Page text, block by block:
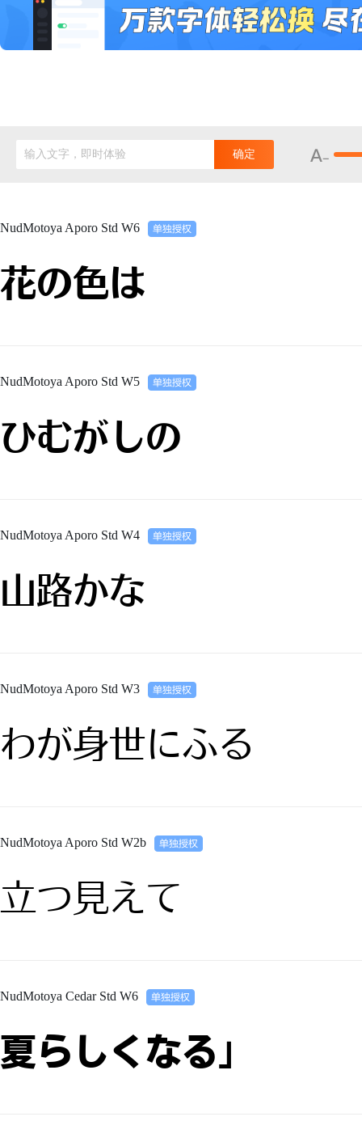
输入文字，即时体验 确定
NudMotoya Aporo Std W6
花の色は
NudMotoya Aporo Std W5
ひむがしの
NudMotoya Aporo Std W4
山路かな
NudMotoya Aporo Std W3
わが身世にふる
NudMotoya Aporo Std W2b
立つ見えて
NudMotoya Cedar Std W6
夏らしくなる｣